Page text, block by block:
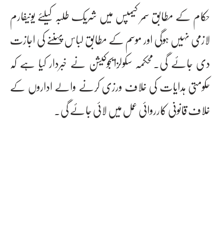
حکام کے مطابق سمر کیمپس میں شریک طلبہ کیلئے یونیفارم
لازمی نہیں ہوگی اور موسم کے مطابق لباس پہننے کی اجازت
دی جائے گی۔محکمہ سکولزایجوکیشن نے خبردار کیا ہے کہ
حکومتی ہدایات کی خلاف ورزی کرنے والے اداروں کے
خلاف قانونی کارروائی عمل میں لائی جائے گی۔